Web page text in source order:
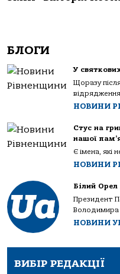
БЛОГИ
У
Щоразу
НОВИНИ
Стус на
нашої
Є імена, які
НОВИНИ
Білий
Президент
Володимира
НОВИНИ
ВИБІР РЕДАКЦІЇ